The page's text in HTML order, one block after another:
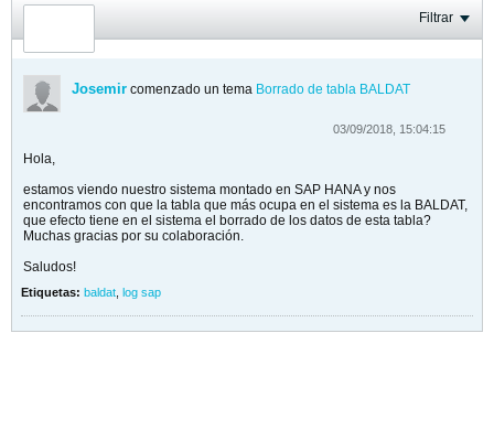
ÚLTIMA ACTIVIDAD Filtrar
Josemir comenzado un tema Borrado de tabla BALDAT
03/09/2018, 15:04:15
Hola,
estamos viendo nuestro sistema montado en SAP HANA y nos
encontramos con que la tabla que más ocupa en el sistema es la BALDAT,
que efecto tiene en el sistema el borrado de los datos de esta tabla?
Muchas gracias por su colaboración.
Saludos!
Etiquetas: baldat log sap